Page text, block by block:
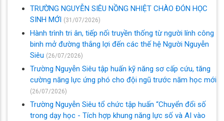
TRƯỜNG NGUYỄN SIÊU NỒNG NHIỆT CHÀO ĐÓN HỌC
SINH MỚI (31/07/2026)
Hành trình tri ân, tiếp nối truyền thống từ người lính công
binh mở đường thắng lợi đến các thế hệ Người Nguyễn
Siêu (26/07/2026)
Trường Nguyễn Siêu tập huấn kỹ năng sơ cấp cứu, tăng
cường năng lực ứng phó cho đội ngũ trước năm học mới
(26/07/2026)
Trường Nguyễn Siêu tổ chức tập huấn “Chuyển đổi số
trong dạy học - Tích hợp khung năng lực số và AI vào